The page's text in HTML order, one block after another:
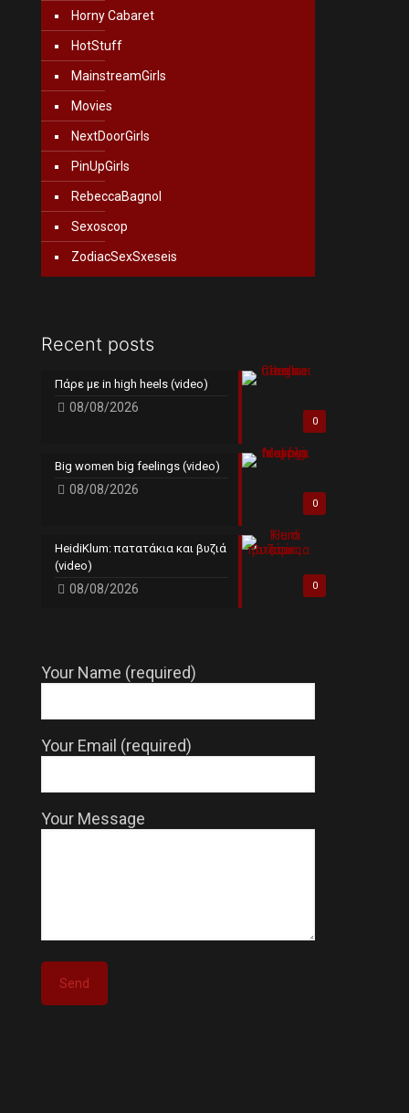
Horny Cabaret
HotStuff
MainstreamGirls
Movies
NextDoorGirls
PinUpGirls
RebeccaBagnol
Sexoscop
ZodiacSexSxeseis
Recent posts
0
Πάρε με in high heels (video)
08/08/2026
0
Big women big feelings (video)
08/08/2026
0
HeidiKlum: πατατάκια και βυζιά
(video)
08/08/2026
Your Name (required)
Your Email (required)
Your Message